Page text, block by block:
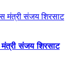
संजय शिरसाट